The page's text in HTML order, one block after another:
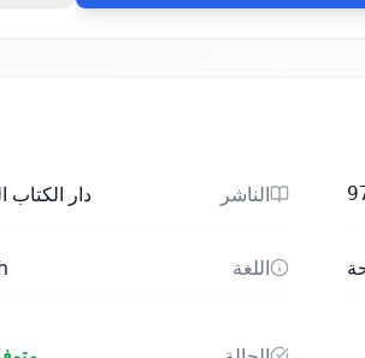
الناشر دار الكتاب
اللغة